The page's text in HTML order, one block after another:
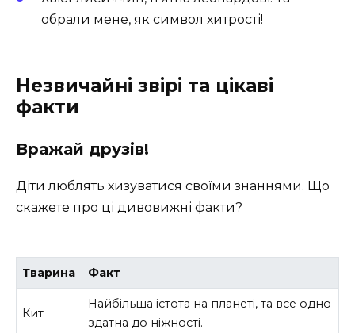
обрали мене, як символ хитрості!
Незвичайні звірі та цікаві
факти
Вражай друзів!
Діти люблять хизуватися своїми знаннями. Що
скажете про ці дивовижні факти?
Тварина Факт
Кит
Найбільша істота на планеті, та все одно
здатна до ніжності.